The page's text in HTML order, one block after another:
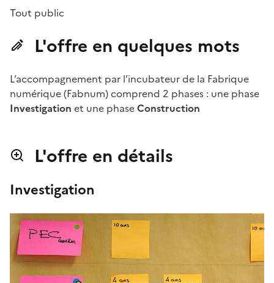
Tout public
L'offre en quelques mots
L’accompagnement par l’incubateur de la Fabrique
numérique (Fabnum) comprend 2 phases : une phase
Investigation et une phaseConstruction
L'offre en détails
Investigation